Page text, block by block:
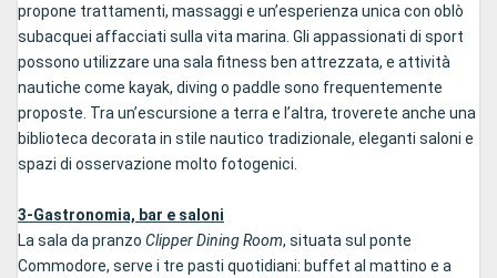
propone trattamenti, massaggi e un’esperienza unica con oblò
subacquei affacciati sulla vita marina. Gli appassionati di sport
possono utilizzare una sala fitness ben attrezzata, e attività
nautiche come kayak, diving o paddle sono frequentemente
proposte. Tra un’escursione a terra e l’altra, troverete anche una
biblioteca decorata in stile nautico tradizionale, eleganti saloni e
spazi di osservazione molto fotogenici.
3-Gastronomia, bar e saloni
La sala da pranzo Clipper Dining Room, situata sul ponte
Commodore, serve i tre pasti quotidiani: buffet al mattino e a